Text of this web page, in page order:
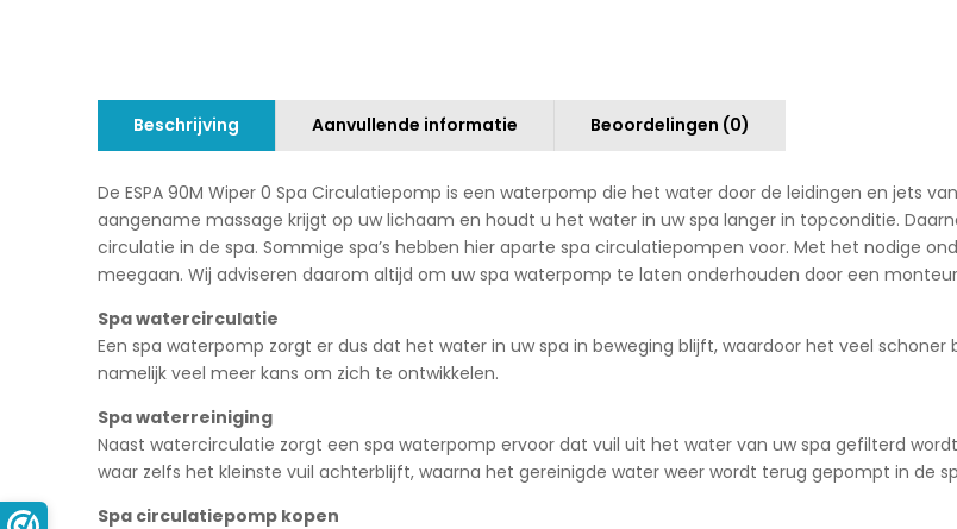
Beschrijving Aanvullende informatie Beoordelingen (0)
De ESPA 90M Wiper 0 Spa Circulatiepomp is een waterpomp die het water door de leidingen en jets
aangename massage krijgt op uw lichaam en houdt u het water in uw spa langer in topconditie.
circulatie in de spa. Sommige spa’s hebben hier aparte spa circulatiepompen voor. Met het nodige
meegaan. Wij adviseren daarom altijd om uw spa waterpomp te laten onderhouden door een
Spa watercirculatie
Een spa waterpomp zorgt er dus dat het water in uw spa in beweging blijft, waardoor het veel
namelijk veel meer kans om zich te ontwikkelen.
Spa waterreiniging
Naast watercirculatie zorgt een spa waterpomp ervoor dat vuil uit het water van uw spa gefilterd
waar zelfs het kleinste vuil achterblijft, waarna het gereinigde water weer wordt terug gepompt in de
Spa circulatiepomp kopen